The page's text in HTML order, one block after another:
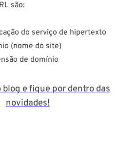
são:
do serviço de hipertexto
(nome do site)
de domínio
blog e fique por dentro das
novidades!